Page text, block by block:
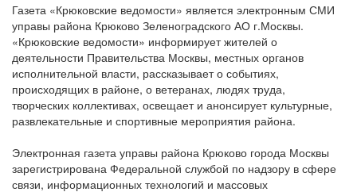
Газета «Крюковские ведомости» является электронным СМИ
управы района Крюково Зеленоградского АО г.Москвы.
«Крюковские ведомости» информирует жителей о
деятельности Правительства Москвы, местных органов
исполнительной власти, рассказывает о событиях,
происходящих в районе, о ветеранах, людях труда,
творческих коллективах, освещает и анонсирует культурные,
развлекательные и спортивные мероприятия района.
Электронная газета управы района Крюково города Москвы
зарегистрирована Федеральной службой по надзору в сфере
связи, информационных технологий и массовых